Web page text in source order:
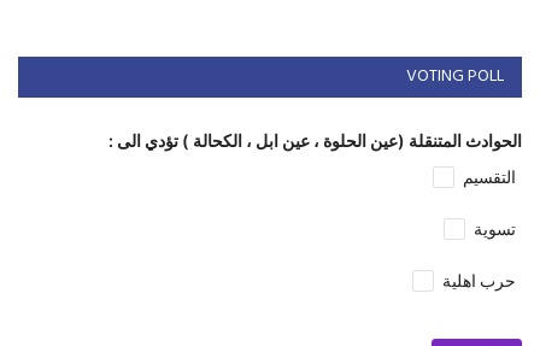
VOTING POLL
الحوادث المتنقلة (عين الحلوة ، عين ابل ، الكحالة ) تؤدي الى :
التقسيم
تسوية
حرب اهلية